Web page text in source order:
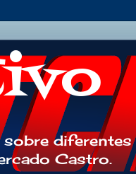
Castro.